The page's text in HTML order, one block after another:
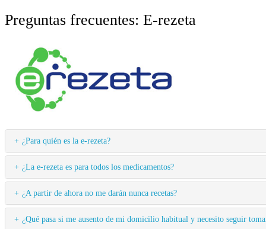
Preguntas frecuentes: E-rezeta
¿Para quién es la e-rezeta?
¿La e-rezeta es para todos los medicamentos?
¿A partir de ahora no me darán nunca recetas?
¿Qué pasa si me ausento de mi domicilio habitual y necesito seguir